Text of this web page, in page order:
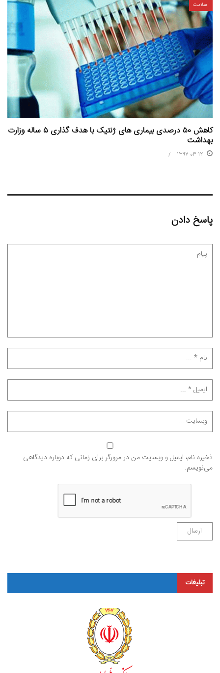
سلامت
کاهش ۵۰ درصدی بیماری های ژنتیک با هدف گذاری ۵ ساله وزارت
بهداشت
1397-03-12
پاسخ دادن
ذخیره نام، ایمیل و وبسایت من در مرورگر برای زمانی که دوباره دیدگاهی
می‌نویسم.
تبلیغات